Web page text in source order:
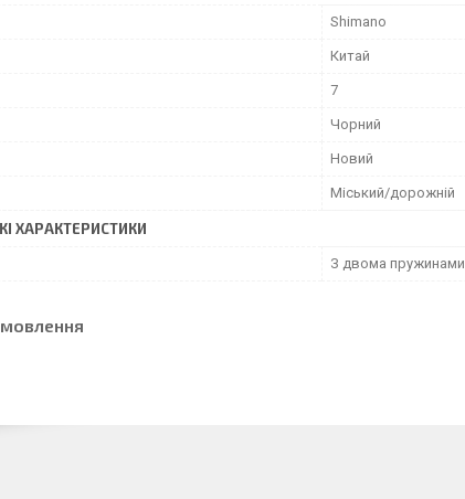
Shimano
Китай
7
Чорний
Новий
Міський/дорожній
ХАРАКТЕРИСТИКИ
З двома пружинами